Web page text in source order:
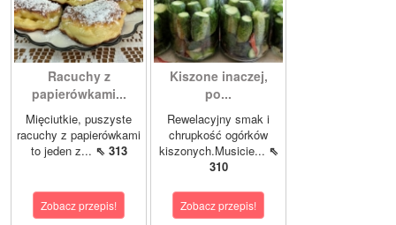
Racuchy z
papierówkami...
Mięciutkie, puszyste
racuchy z papierówkami
to jeden z... ⇖ 313
Zobacz przepis!
Kiszone inaczej,
po...
Rewelacyjny smak i
chrupkość ogórków
kiszonych.Musicie... ⇖
310
Zobacz przepis!